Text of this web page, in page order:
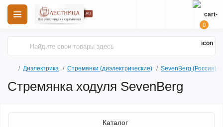
0
Диэлектрика Стремянки (диэлектрические) SevenBerg (Россия)
Стремянка ходуля SevenBerg
Каталог